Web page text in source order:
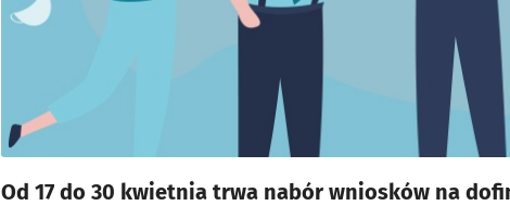
Od 17 do 30 kwietnia trwa nabór wniosków na